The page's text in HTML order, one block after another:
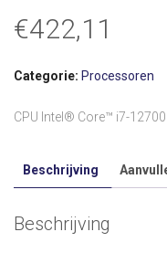
€422,11
Categorie: Processoren
CPU Intel® Core™ i7-
Beschrijving
Beschrijving